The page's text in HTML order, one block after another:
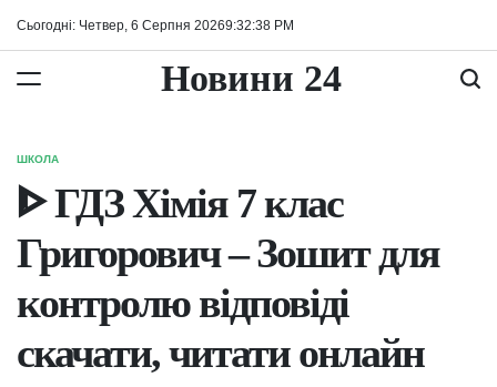
Сьогодні: Четвер, 6 Серпня 20269:32:39 PM
Новини 24
ОПУБЛІКУВАТИ
У
ШКОЛА
ᐈ ГДЗ Хімія 7 клас
Григорович – Зошит для
контролю відповіді
скачати, читати онлайн